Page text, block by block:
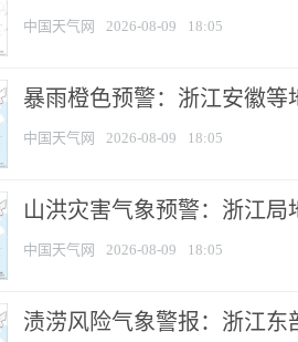
中国天气网 2026-08-09 18:05
暴雨橙色预警：浙江安徽等
中国天气网 2026-08-09 18:05
山洪灾害气象预警：浙江
中国天气网 2026-08-09 18:05
渍涝风险气象警报：浙江